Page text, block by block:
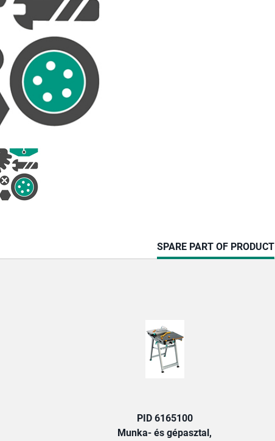
CURRENT
TAB:
SPARE PART OF PRODUCT
PID 6165100
Munka- és gépasztal,